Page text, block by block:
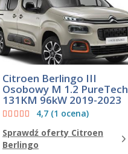
Citroen Berlingo III
Osobowy M 1.2 PureTech
131KM 96kW 2019-2023
4,7 (1 ocena)
Sprawdź oferty Citroen
Berlingo